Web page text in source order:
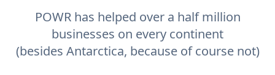
POWR has helped over a half million
businesses on every continent
(besides Antarctica, because of course not)